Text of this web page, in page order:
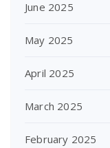
June 2025
May 2025
April 2025
March 2025
February 2025